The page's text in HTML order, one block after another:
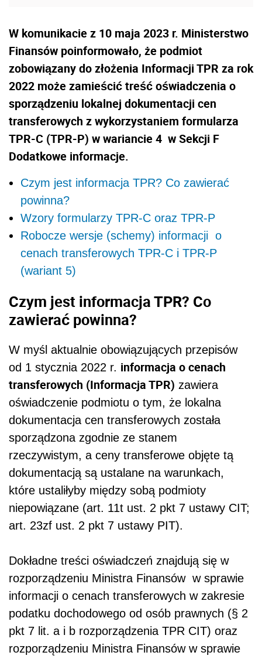
W komunikacie z 10 maja 2023 r. Ministerstwo
Finansów poinformowało, że podmiot
zobowiązany do złożenia Informacji TPR za rok
2022 może zamieścić treść oświadczenia o
sporządzeniu lokalnej dokumentacji cen
transferowych z wykorzystaniem formularza
TPR-C (TPR-P) w wariancie 4 w Sekcji F
Dodatkowe informacje.
Czym jest informacja TPR? Co zawierać
powinna?
Wzory formularzy TPR-C oraz TPR-P
Robocze wersje (schemy) informacji o
cenach transferowych TPR-C i TPR-P
(wariant 5)
Czym jest informacja TPR? Co
zawierać powinna?
W myśl aktualnie obowiązujących przepisów
od 1 stycznia 2022 r. informacja o cenach
transferowych (Informacja TPR) zawiera
oświadczenie podmiotu o tym, że lokalna
dokumentacja cen transferowych została
sporządzona zgodnie ze stanem
rzeczywistym, a ceny transferowe objęte tą
dokumentacją są ustalane na warunkach,
które ustaliłyby między sobą podmioty
niepowiązane (art. 11t ust. 2 pkt 7 ustawy CIT;
art. 23zf ust. 2 pkt 7 ustawy PIT).
Dokładne treści oświadczeń znajdują się w
rozporządzeniu Ministra Finansów w sprawie
informacji o cenach transferowych w zakresie
podatku dochodowego od osób prawnych (§ 2
pkt 7 lit. a i b rozporządzenia TPR CIT) oraz
rozporządzeniu Ministra Finansów w sprawie